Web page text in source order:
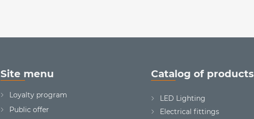
Site menu
Loyalty program
Public offer
Catalog of products
LED Lighting
Electrical fittings